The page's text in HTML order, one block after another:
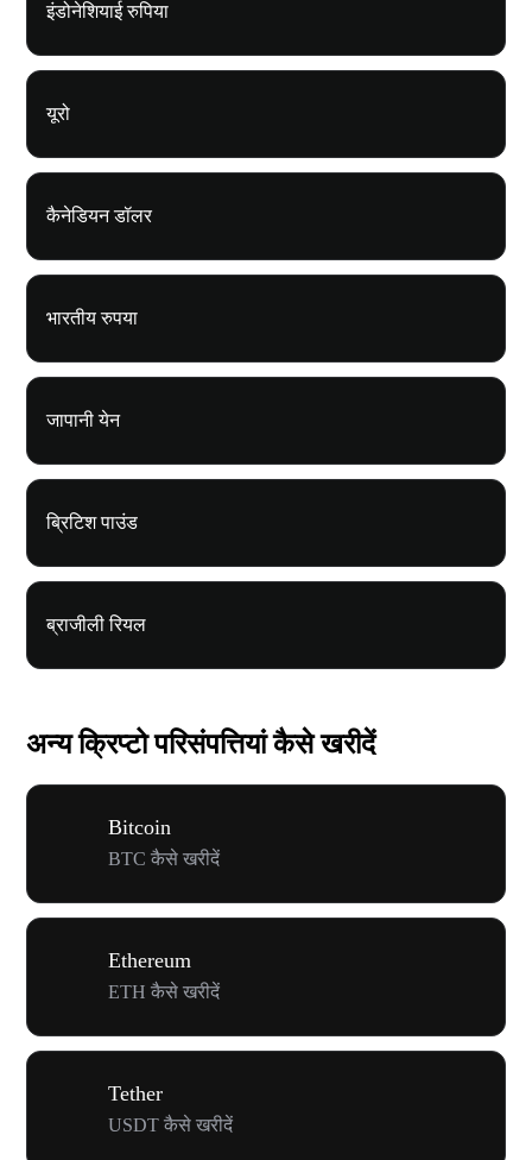
इंडोनेशियाई रुपिया
यूरो
कैनेडियन डॉलर
भारतीय रुपया
जापानी येन
ब्रिटिश पाउंड
ब्राजीली रियल
अन्य क्रिप्टो परिसंपत्तियां कैसे खरीदें
Bitcoin
BTC कैसे खरीदें
Ethereum
ETH कैसे खरीदें
Tether
USDT कैसे खरीदें